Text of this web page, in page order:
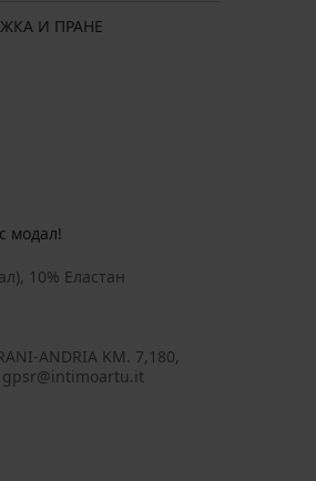
И ПРАНЕ
модал!
10% Еластан
ANDRIA KM. 7,180,
gpsr@intimoartu.it